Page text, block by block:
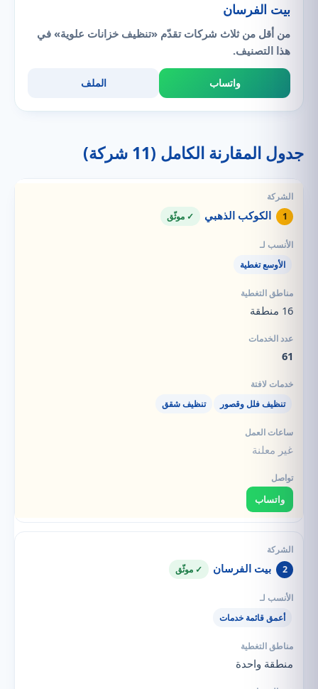
بيت الفرسان
من أقل من ثلاث شركات تقدّم «تنظيف خزانات علوية» في
هذا التصنيف.
واتساب الملف
جدول المقارنة الكامل (11 شركة)
1 الكوكب الذهبي ✓ موثّق
الأوسع تغطية
16 منطقة
61
تنظيف فلل وقصور تنظيف شقق
غير معلنة
واتساب
2 بيت الفرسان ✓ موثّق
أعمق قائمة خدمات
منطقة واحدة